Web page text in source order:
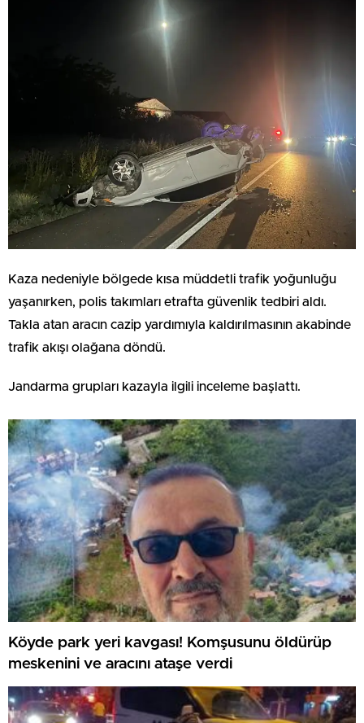
Kaza nedeniyle bölgede kısa müddetli trafik yoğunluğu
yaşanırken, polis takımları etrafta güvenlik tedbiri aldı.
Takla atan aracın cazip yardımıyla kaldırılmasının akabinde
trafik akışı olağana döndü.
Jandarma grupları kazayla ilgili inceleme başlattı.
Köyde park yeri kavgası! Komşusunu öldürüp
meskenini ve aracını ataşe verdi